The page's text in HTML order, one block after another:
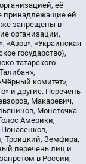
её
принадлежащие ей
же запрещены в
организации,
«Азов», «Украинская
государство),
татарского
комитет»,
и другие. Перечень
Макаревич,
Монеточка
Америки,
Троицкий, Земфира,
перечень лиц и
в России,